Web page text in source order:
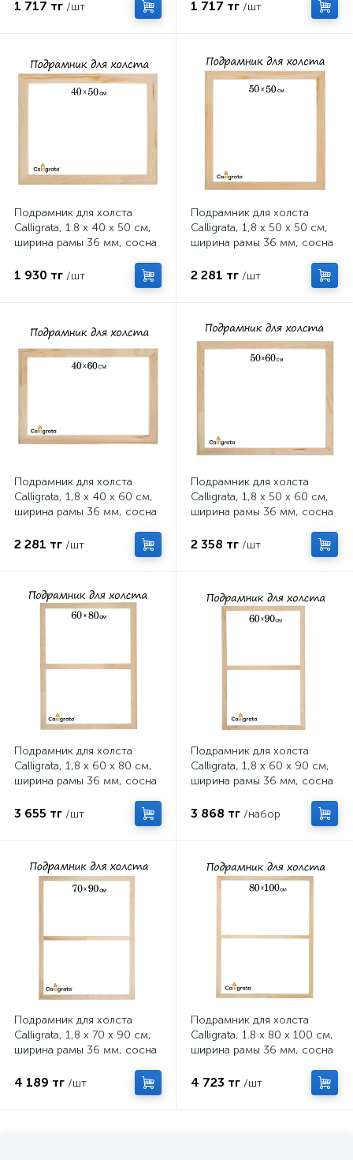
1 717 тг /шт 1 717 тг /шт
Подрамник для холста
Calligrata, 1.8 x 40 x 50 см,
ширина рамы 36 мм, сосна
1 930 тг /шт
Подрамник для холста
Calligrata, 1,8 x 50 x 50 см,
ширина рамы 36 мм, сосна
2 281 тг /шт
Подрамник для холста
Calligrata, 1,8 x 40 x 60 см,
ширина рамы 36 мм, сосна
2 281 тг /шт
Подрамник для холста
Calligrata, 1,8 x 50 x 60 см,
ширина рамы 36 мм, сосна
2 358 тг /шт
Подрамник для холста
Calligrata, 1,8 x 60 x 80 см,
ширина рамы 36 мм, сосна
3 655 тг /шт
Подрамник для холста
Calligrata, 1,8 x 60 x 90 см,
ширина рамы 36 мм, сосна
3 868 тг /набор
Подрамник для холста
Calligrata, 1,8 x 70 x 90 см,
ширина рамы 36 мм, сосна
4 189 тг /шт
Подрамник для холста
Calligrata, 1.8 x 80 x 100 см,
ширина рамы 36 мм, сосна
4 723 тг /шт